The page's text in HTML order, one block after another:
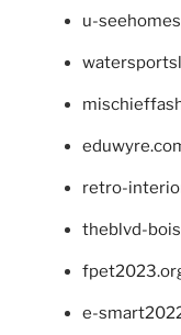
u-
retro-
theblvd-
e-